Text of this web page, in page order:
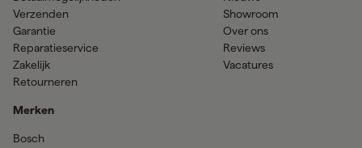
Verzenden
Garantie
Reparatieservice
Zakelijk
Retourneren
Merken
Bosch
Showroom
Over ons
Reviews
Vacatures